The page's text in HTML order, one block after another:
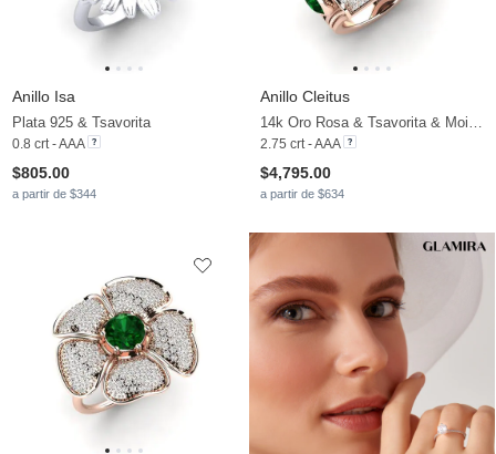
Anillo Isa
Plata 925 & Tsavorita
0.8 crt - AAA
$805.00
a partir de $344
Anillo Cleitus
14k Oro Rosa & Tsavorita & Moissanita
2.75 crt - AAA
$4,795.00
a partir de $634